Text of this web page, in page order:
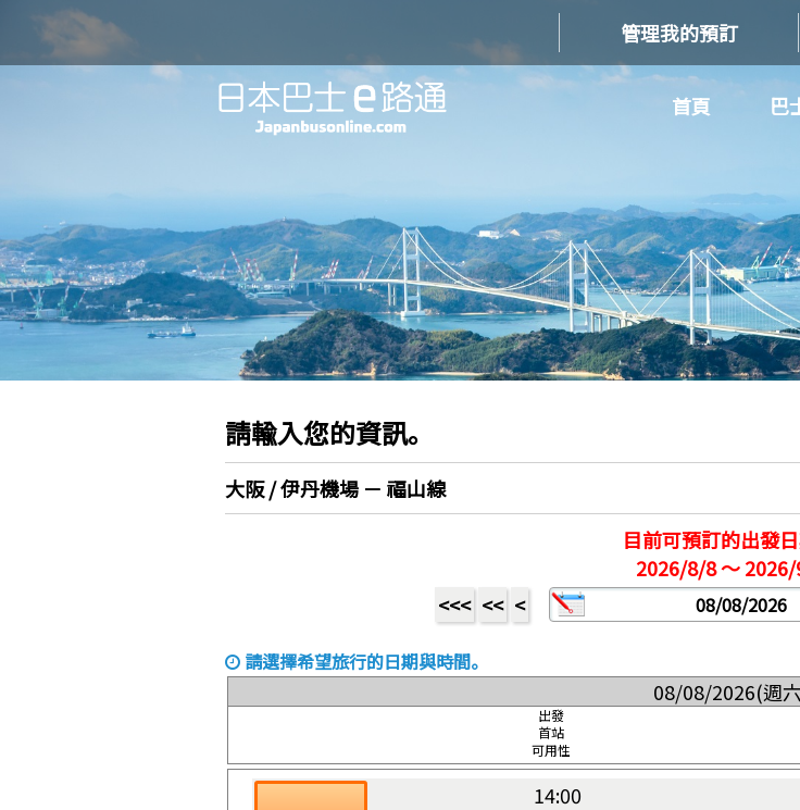
管理我的預訂
首頁 巴
請輸入您的資訊。
大阪 / 伊丹機場 － 福山線
目前可預訂的出發日
2026/8/8 ～
<<< << <
請選擇希望旅行的日期與時間。
08/08/2026(週
出發
首站
可用性
14:00